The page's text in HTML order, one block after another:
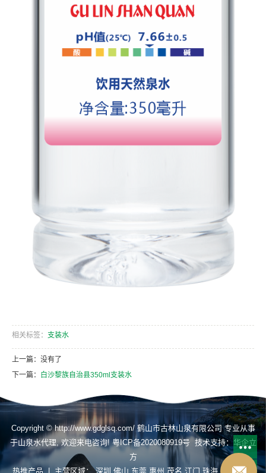
相关标签： 支装水
上一篇：没有了
下一篇：
白沙黎族自治县350ml支装水
Copyright © http://www.gdglsq.com/ 鹤山市古林山泉有限公司 专业从事
于山泉水代理, 欢迎来电咨询!粤ICP备2020080919号技术支持：华企立
方
热推产品 | 主营区域：深圳 佛山 东莞 惠州 茂名 江门 珠海 揭阳 肇庆